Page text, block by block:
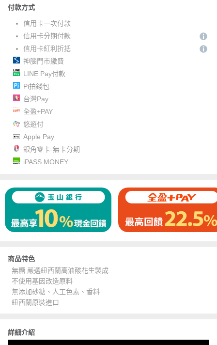
付款方式
信用卡一次付款
信用卡分期付款
信用卡紅利折抵
神腦門市繳費
LINE Pay付款
Pi拍錢包
台灣Pay
全盈+PAY
悠遊付
Apple Pay
銀角零卡-無卡分期
iPASS MONEY
商品特色
無糖 嚴選紐西蘭高油酸花生製成
不使用基因改造原料
無添加砂糖、人工色素、香料
紐西蘭原裝進口
詳細介紹